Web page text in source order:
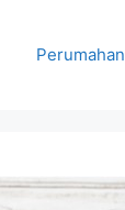
Perumahan